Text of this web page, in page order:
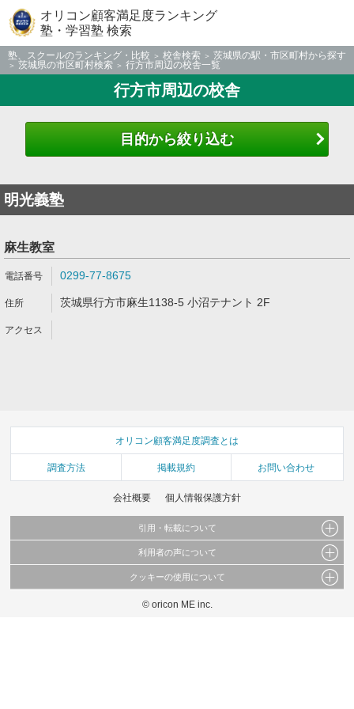
オリコン顧客満足度ランキング
塾・学習塾 検索
塾、スクールのランキング・比較 校舎検索
茨城県の駅・市区町村から探す
茨城県の市区町村検索
行方市周辺の校舎一覧
行方市周辺の校舎
目的から絞り込む
明光義塾
麻生教室
0299-77-8675
茨城県行方市麻生1138-5 小沼テナント 2F
オリコン顧客満足度調査とは
調査方法 掲載規約 お問い合わせ
会社概要 個人情報保護方針
引用・転載について
当サイトで公開されている情報（文字、写真、イラスト、画像データ等）及びこれらの配
これらの情報を権利者の許可なく無断転載・複製などの二次利用を行うことは固く禁じて
利用者の声について
当サイトに掲載している内容はすべてサービスの利用者が提出された見解・感想です。
弊社の見解・ 意見ではないことをご理解いただいた上でご覧ください。
クッキーの使用について
このサイトでは Cookie を使用して、ユーザーに合わせたコンテンツや広告の表示、ソー
© oricon ME inc.